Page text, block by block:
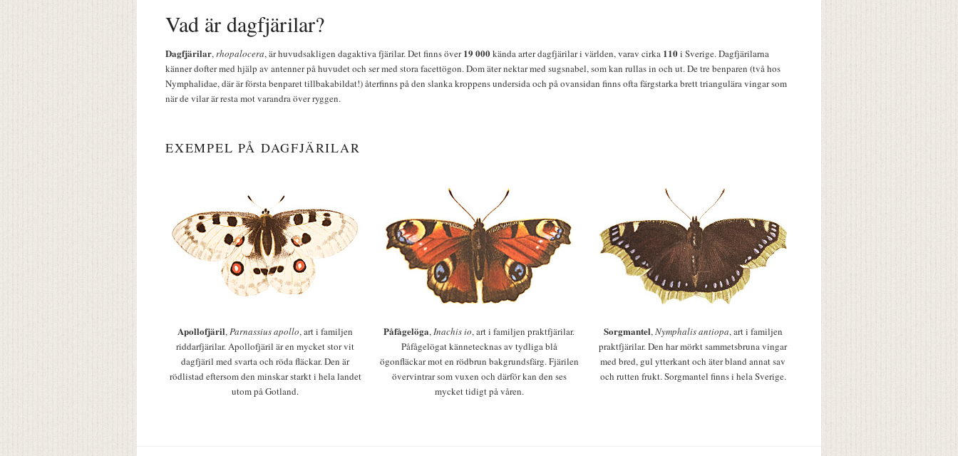
Vad är dagfjärilar?
Dagfjärilar,rhopalocera, är huvudsakligen dagaktiva fjärilar. Det finns över19 000kända arter dagfjärilar i världen, varav cirka 110i Sverige. Dagfjärilarna
känner dofter med hjälp av antenner på huvudet och ser med stora facettögon. Dom äter nektar med sugsnabel, som kan rullas in och ut. De tre benparen (två hos
Nymphalidae, där är första benparet tillbakabildat!) återfinns på den slanka kroppens undersida och på ovansidan finns ofta färgstarka brett triangulära vingar som
när de vilar är resta mot varandra över ryggen.
EXEMPEL PÅ DAGFJÄRILAR
Apollofjäril,Parnassius apollo, art i familjen
riddarfjärilar. Apollofjäril är en mycket stor vit
dagfjäril med svarta och röda fläckar. Den är
rödlistad eftersom den minskar starkt i hela landet
utom på Gotland.
Påfågelöga,Inachis io, art i familjen praktfjärilar.
Påfågelögat kännetecknas av tydliga blå
ögonfläckar mot en rödbrun bakgrundsfärg. Fjärilen
övervintrar som vuxen och därför kan den ses
mycket tidigt på våren.
Sorgmantel,Nymphalis antiopa, art i familjen
praktfjärilar. Den har mörkt sammetsbruna vingar
med bred, gul ytterkant och äter bland annat sav
och rutten frukt. Sorgmantel finns i hela Sverige.